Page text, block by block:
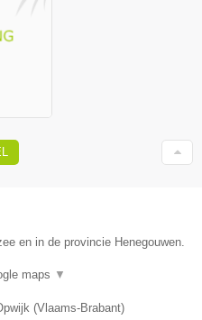
en in de provincie Henegouwen.
maps ▼
(Vlaams-Brabant)